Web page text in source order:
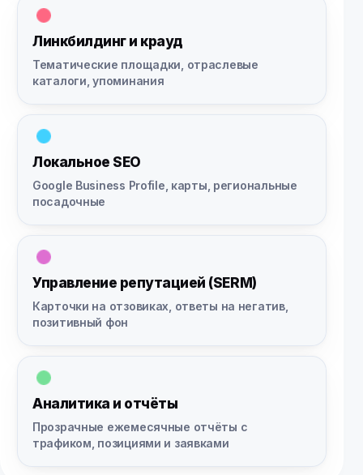
Линкбилдинг и крауд
Тематические площадки, отраслевые
каталоги, упоминания
Локальное SEO
Google Business Profile, карты, региональные
посадочные
Управление репутацией (SERM)
Карточки на отзовиках, ответы на негатив,
позитивный фон
Аналитика и отчёты
Прозрачные ежемесячные отчёты с
трафиком, позициями и заявками